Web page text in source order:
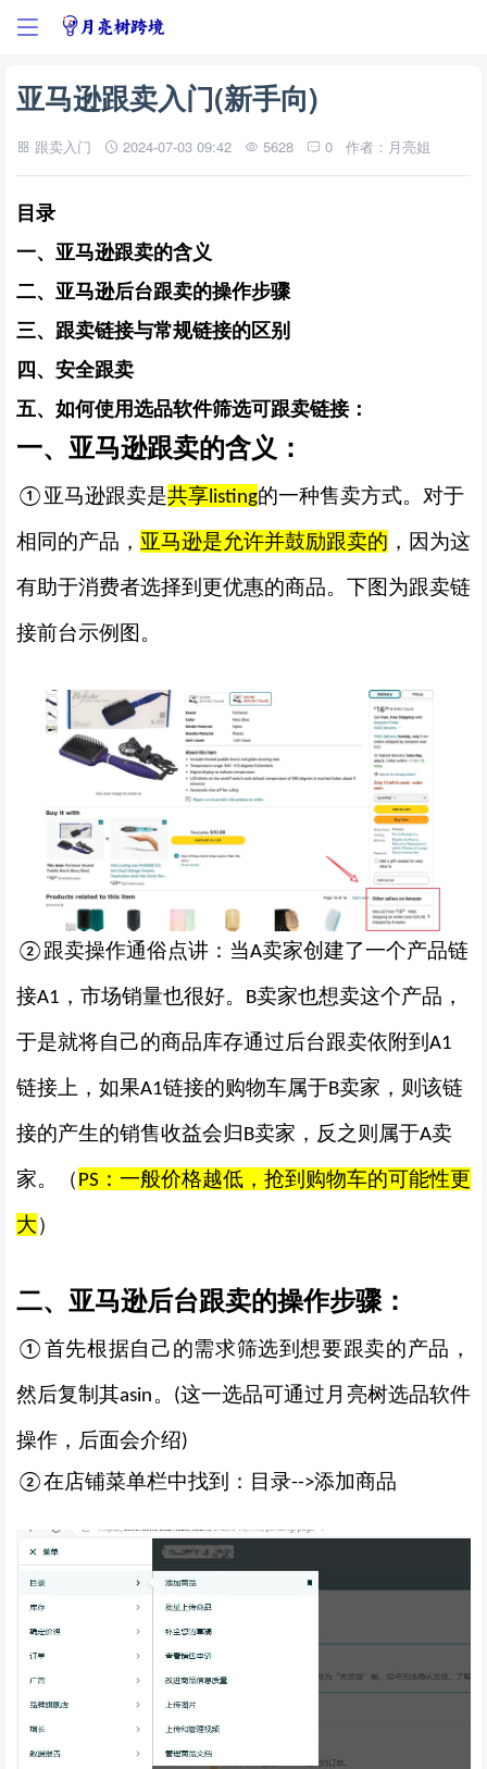
亚马逊跟卖入门(新手向)
跟卖入门 2024-07-03 09:42 5628 0 作者：月亮姐
目录
一、亚马逊跟卖的含义
二、亚马逊后台跟卖的操作步骤
三、跟卖链接与常规链接的区别
四、安全跟卖
五、 如何使用选品软件筛选可跟卖链接：
一、亚马逊跟卖的含义：
① 亚马逊跟卖是共享listing的一种售卖方式。对于
相同的产品， 亚马逊是允许并鼓励跟卖的 ，因为这
有助于消费者选择到更优惠的商品。下图为跟卖链
接前台示例图。
② 跟卖操作通俗点讲：当A卖家创建了一个产品链
接A1 ，市场销量也很好。 B卖家也想卖这个产品，
于是就将自己的商品库存通过后台跟卖依附到 A1
链接上，如果A1链接的购物车属于B卖家，则该链
接的产生的销售收益会归B卖家，反之则属于A卖
家。（ PS ：一般价格越低，抢到购物车的可能性更
大）
二、亚马逊后台跟卖的操作步骤：
① 首先根据自己的需求筛选到想要跟卖的产品，
然后复制其asin 。 (这一选品可通过月亮树选品软件
操作，后面会介绍)
②在店铺菜单栏中找到：目录-->添加商品